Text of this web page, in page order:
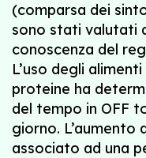
(comparsa dei
sono stati valutati
conoscenza del
L’uso degli
proteine ha
del tempo in OFF
giorno.
associato ad una